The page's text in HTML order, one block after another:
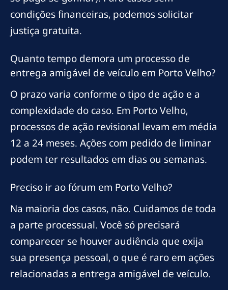
condições financeiras, podemos solicitar
justiça gratuita.
Quanto tempo demora um processo de
entrega amigável de veículo em Porto Velho?
O prazo varia conforme o tipo de ação e a
complexidade do caso. Em Porto Velho,
processos de ação revisional levam em média
12 a 24 meses. Ações com pedido de liminar
podem ter resultados em dias ou semanas.
Preciso ir ao fórum em Porto Velho?
Na maioria dos casos, não. Cuidamos de toda
a parte processual. Você só precisará
comparecer se houver audiência que exija
sua presença pessoal, o que é raro em ações
relacionadas a entrega amigável de veículo.